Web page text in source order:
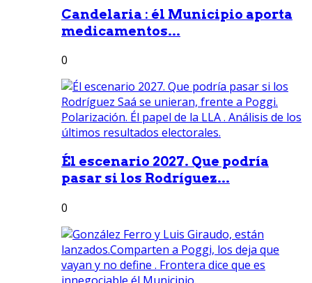
Candelaria : él Municipio aporta
medicamentos...
0
Él escenario 2027. Que podría
pasar si los Rodríguez...
0